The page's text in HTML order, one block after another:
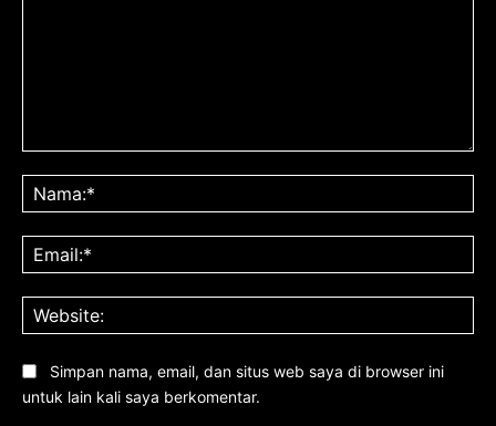
Simpan nama, email, dan situs web saya di browser ini
untuk lain kali saya berkomentar.